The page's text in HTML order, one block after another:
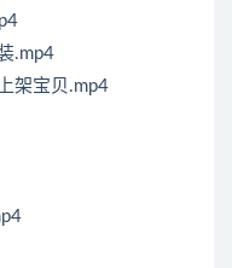
.mp4
架宝贝.mp4